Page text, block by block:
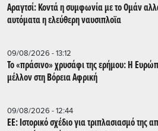
Αραγτσί: Κοντά η συμφωνία με το Ομάν
αυτόματα η ελεύθερη ναυσιπλοϊα
09/08/2026 - 13:12
Το «πράσινο» χρυσάφι της ερήμου: Η
μέλλον στη Βόρεια Αφρική
09/08/2026 - 12:44
ΕΕ: Iστορικό σχέδιο για τριπλασιασμό της